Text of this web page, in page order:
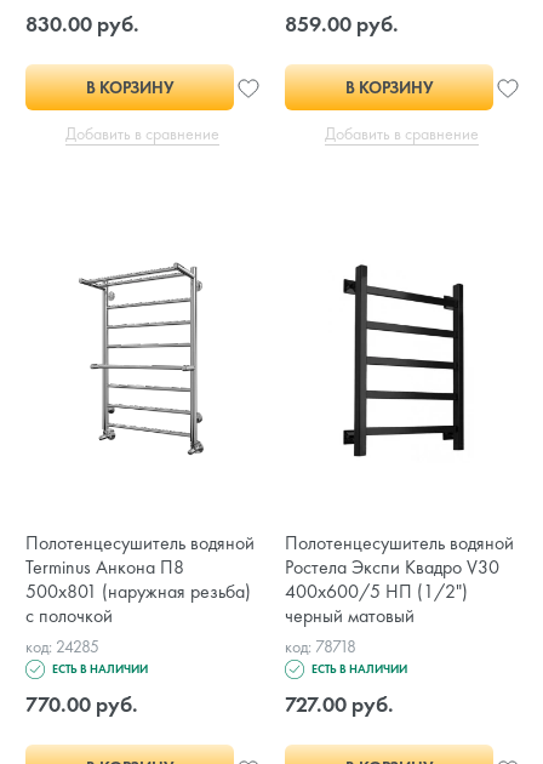
830.00 руб.
В КОРЗИНУ
Добавить в сравнение
859.00 руб.
В КОРЗИНУ
Добавить в сравнение
Полотенцесушитель водяной
Terminus Анкона П8
500x801 (наружная резьба)
с полочкой
код: 24285
ЕСТЬ В НАЛИЧИИ
770.00 руб.
Полотенцесушитель водяной
Ростела Экспи Квадро V30
400х600/5 НП (1/2")
черный матовый
код: 78718
ЕСТЬ В НАЛИЧИИ
727.00 руб.